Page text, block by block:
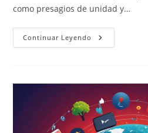
como presagios de unidad y…
Continuar Leyendo Imperio
De